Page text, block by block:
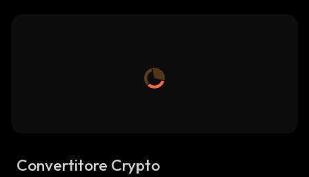
Convertitore Crypto